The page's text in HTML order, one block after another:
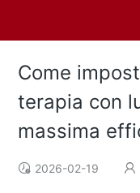
Come
terapia con
massima
2026-02-19